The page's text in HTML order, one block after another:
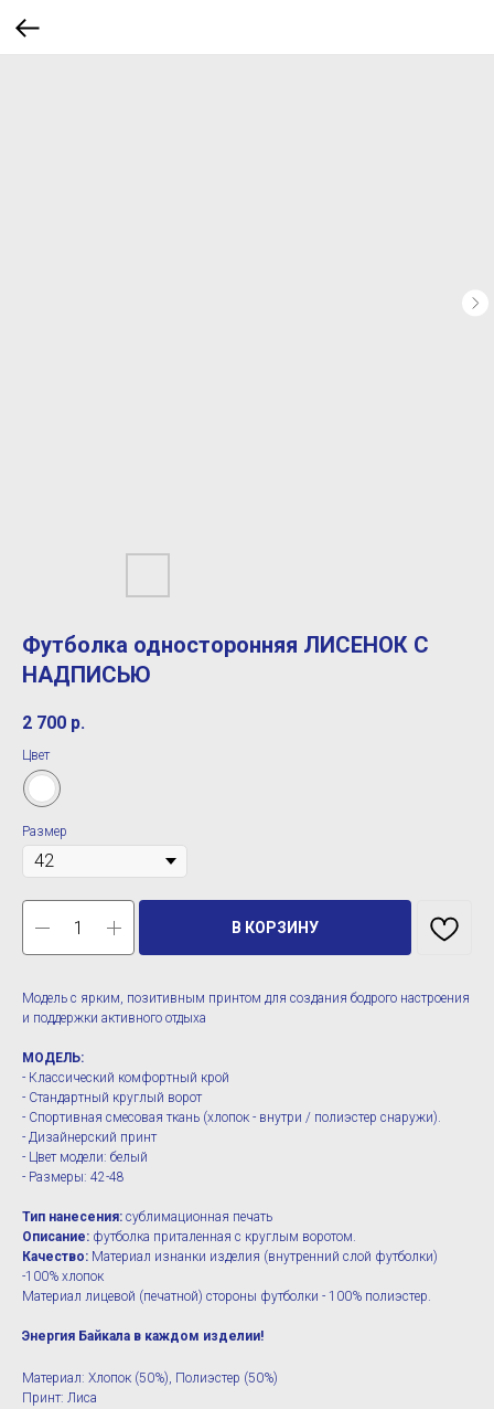
Футболка односторонняя ЛИСЕНОК С
НАДПИСЬЮ
2 700 р.
Цвет
Размер
В КОРЗИНУ
Модель с ярким, позитивным принтом для создания бодрого настроения
и поддержки активного отдыха
МОДЕЛЬ:
- Классический комфортный крой
- Стандартный круглый ворот
- Спортивная смесовая ткань (хлопок - внутри / полиэстер снаружи).
- Дизайнерский принт
- Цвет модели: белый
- Размеры: 42-48
Тип нанесения: сублимационная печать
Описание: футболка приталенная с круглым воротом.
Качество: Материал изнанки изделия (внутренний слой футболки)
-100% хлопок
Материал лицевой (печатной) стороны футболки - 100% полиэстер.
Энергия Байкала в каждом изделии!
Материал: Хлопок (50%), Полиэстер (50%)
Принт: Лиса